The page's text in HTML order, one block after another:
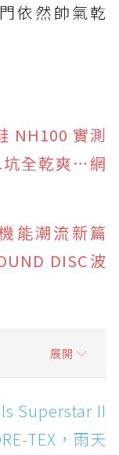
依然帥氣乾
NH100 實測
坑全乾爽⋯網
能潮流新篇
DISC波
展開
Superstar II
TEX，雨天街
Superstar II
TEX，雨天